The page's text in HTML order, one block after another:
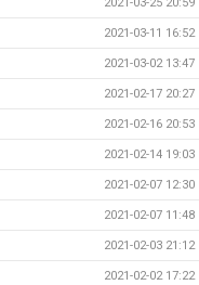
2021-03-25 20:59
2021-03-11 16:52
2021-03-02 13:47
2021-02-17 20:27
2021-02-16 20:53
2021-02-14 19:03
2021-02-07 12:30
2021-02-07 11:48
2021-02-03 21:12
2021-02-02 17:22